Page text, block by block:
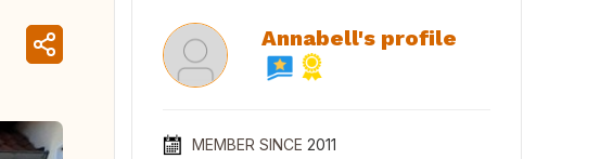
Annabell's profile
MEMBER SINCE 2011